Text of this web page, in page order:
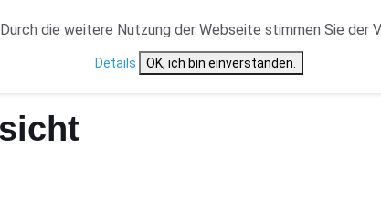
VERANSTALTUNGSTYP NEWS CAST ÜBERSICHT
die weitere Nutzung der Webseite stimmen Sie der
Details OK, ich bin einverstanden.